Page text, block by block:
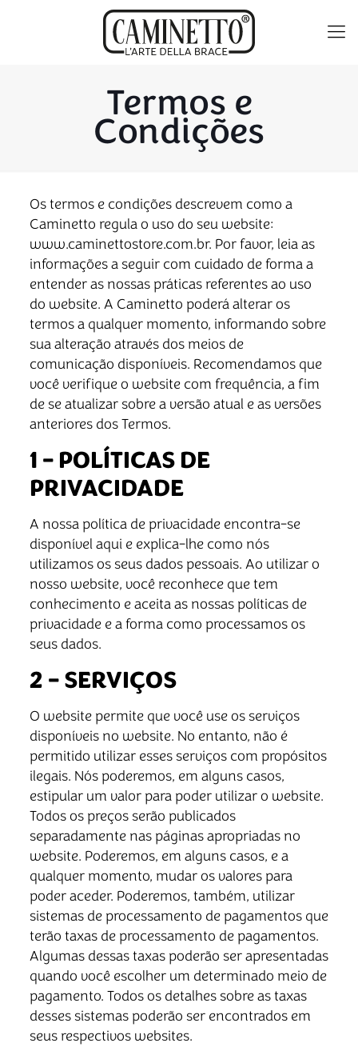
Termos e
Condições
Os termos e condições descrevem como a
Caminetto regula o uso do seu website:
www.caminettostore.com.br. Por favor, leia as
informações a seguir com cuidado de forma a
entender as nossas práticas referentes ao uso
do website. A Caminetto poderá alterar os
termos a qualquer momento, informando sobre
sua alteração através dos meios de
comunicação disponíveis. Recomendamos que
você verifique o website com frequência, a fim
de se atualizar sobre a versão atual e as versões
anteriores dos Termos.
1 – POLÍTICAS DE
PRIVACIDADE
A nossa política de privacidade encontra-se
disponível aqui e explica-lhe como nós
utilizamos os seus dados pessoais. Ao utilizar o
nosso website, você reconhece que tem
conhecimento e aceita as nossas políticas de
privacidade e a forma como processamos os
seus dados.
2 – SERVIÇOS
O website permite que você use os serviços
disponíveis no website. No entanto, não é
permitido utilizar esses serviços com propósitos
ilegais. Nós poderemos, em alguns casos,
estipular um valor para poder utilizar o website.
Todos os preços serão publicados
separadamente nas páginas apropriadas no
website. Poderemos, em alguns casos, e a
qualquer momento, mudar os valores para
poder aceder. Poderemos, também, utilizar
sistemas de processamento de pagamentos que
terão taxas de processamento de pagamentos.
Algumas dessas taxas poderão ser apresentadas
quando você escolher um determinado meio de
pagamento. Todos os detalhes sobre as taxas
desses sistemas poderão ser encontrados em
seus respectivos websites.